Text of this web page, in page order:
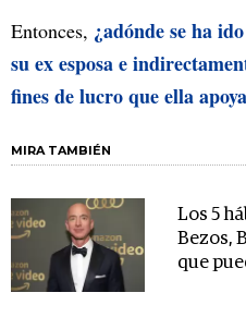
Entonces, ¿adónde se ha
su ex esposa e
fines de lucro que ella
MIRA TAMBIÉN
Los 5
Bezos,
que